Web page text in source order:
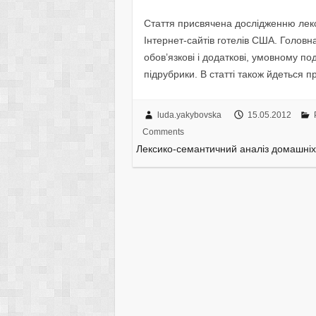
Стаття присвячена дослідженню
Інтернет-сайтів готелів США.
обов’язкові і додаткові, умовному
підрубрики. В статті також йдеться
luda.yakybovska 15.05.2012
Comments
Лексико-семантичний аналіз